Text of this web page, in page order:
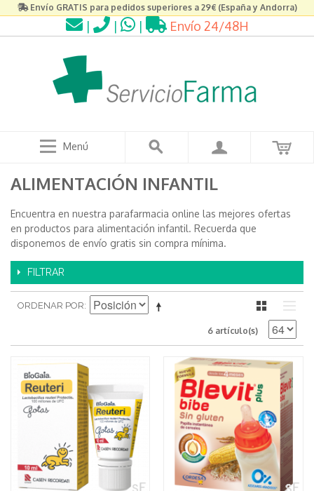
Envío GRATIS para pedidos superiores a 29€ (España y Andorra)
| | | Envío 24/48H
Menú
ALIMENTACIÓN INFANTIL
Encuentra en nuestra parafarmacia online las mejores ofertas
en productos para alimentación infantil. Recuerda que
disponemos de envío gratis sin compra mínima.
FILTRAR
ORDENAR POR
6 artículo(s)